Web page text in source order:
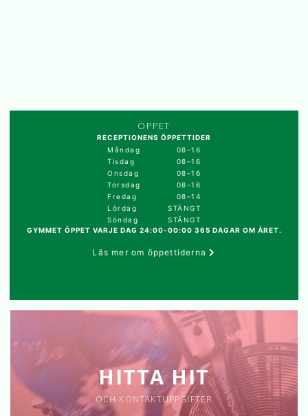
ÖPPET
RECEPTIONENS ÖPPETTIDER
Måndag
08–16
Tisdag
08–16
Onsdag
08–16
Torsdag
08–16
Fredag
08–14
Lördag
STÄNGT
Söndag
STÄNGT
GYMMET ÖPPET VARJE DAG 24:00-00:00 365 DAGAR OM ÅRET.
Läs mer om öppettiderna
HITTA HIT
OCH KONTAKTUPPGIFTER